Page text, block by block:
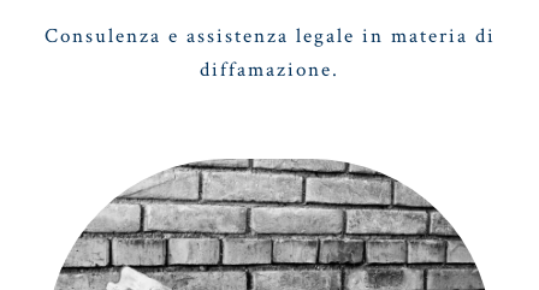
Consulenza e assistenza legale in materia di
diffamazione.